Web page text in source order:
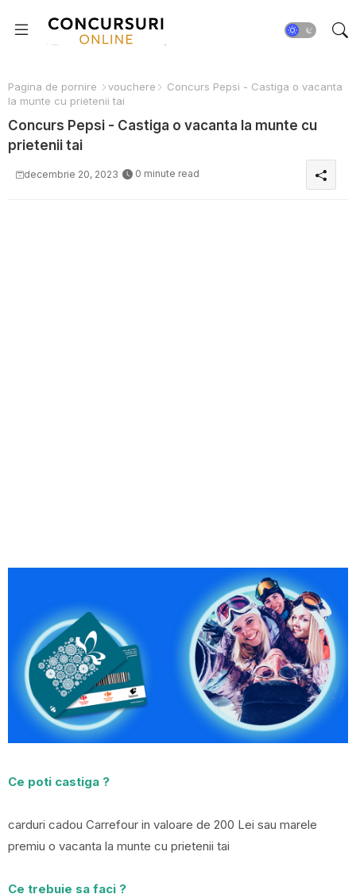
Pagina de pornire vouchere
Concurs Pepsi - Castiga o vacanta
la munte cu prietenii tai
Concurs Pepsi - Castiga o vacanta la munte cu
prietenii tai
decembrie 20, 2023 0 minute read
Ce poti castiga ?
carduri cadou Carrefour in valoare de 200 Lei sau marele
premiu o vacanta la munte cu prietenii tai
Ce trebuie sa faci ?